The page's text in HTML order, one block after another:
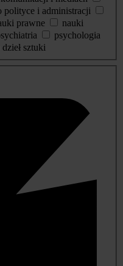
polityce i administracji
prawne
nauki
psychologia
sztuki